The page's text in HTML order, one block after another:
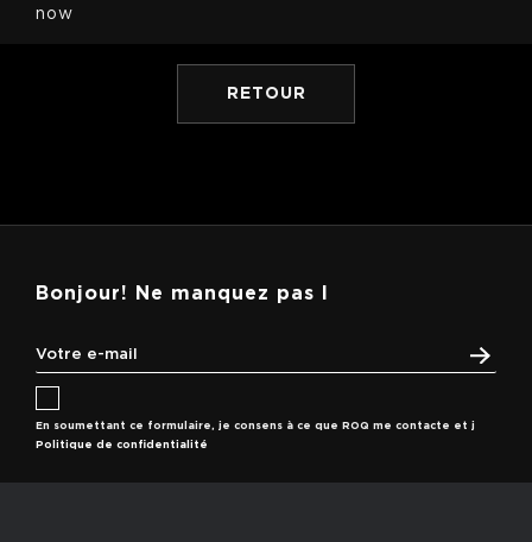
now
RETOUR
Bonjour! Ne manquez pas l
En soumettant ce formulaire, je consens à ce que ROQ me contacte et j
Politique de confidentialité